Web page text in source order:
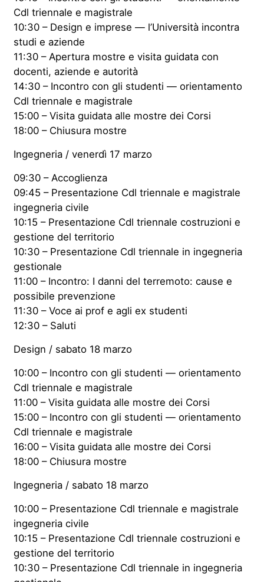
Cdl triennale e magistrale
10:30 – Design e imprese — l’Università incontra
studi e aziende
11:30 – Apertura mostre e visita guidata con
docenti, aziende e autorità
14:30 – Incontro con gli studenti — orientamento
Cdl triennale e magistrale
15:00 – Visita guidata alle mostre dei Corsi
18:00 – Chiusura mostre
Ingegneria / venerdì 17 marzo
09:30 – Accoglienza
09:45 – Presentazione Cdl triennale e magistrale
ingegneria civile
10:15 – Presentazione Cdl triennale costruzioni e
gestione del territorio
10:30 – Presentazione Cdl triennale in ingegneria
gestionale
11:00 – Incontro: I danni del terremoto: cause e
possibile prevenzione
11:30 – Voce ai prof e agli ex studenti
12:30 – Saluti
Design / sabato 18 marzo
10:00 – Incontro con gli studenti — orientamento
Cdl triennale e magistrale
11:00 – Visita guidata alle mostre dei Corsi
15:00 – Incontro con gli studenti — orientamento
Cdl triennale e magistrale
16:00 – Visita guidata alle mostre dei Corsi
18:00 – Chiusura mostre
Ingegneria / sabato 18 marzo
10:00 – Presentazione Cdl triennale e magistrale
ingegneria civile
10:15 – Presentazione Cdl triennale costruzioni e
gestione del territorio
10:30 – Presentazione Cdl triennale in ingegneria